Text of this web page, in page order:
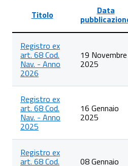
degli
articoli
nella
categoria
Iscrizione
registri
art.
68
Cod.
Nav
Titolo Data
Registro ex
art. 68 Cod.
Nav. - Anno
2026
19 Novembre
2025
Registro ex
art. 68 Cod.
Nav. - Anno
2025
16 Gennaio
2025
Registro ex
art. 68 Cod. 08 Gennaio